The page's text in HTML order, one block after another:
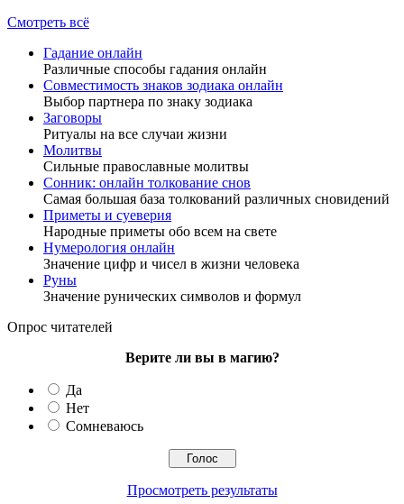
Смотреть всё
Гадание онлайн
Различные способы гадания онлайн
Совместимость знаков зодиака онлайн
Выбор партнера по знаку зодиака
Заговоры
Ритуалы на все случаи жизни
Молитвы
Сильные православные молитвы
Сонник: онлайн толкование снов
Самая большая база толкований различных сновидений
Приметы и суеверия
Народные приметы обо всем на свете
Нумерология онлайн
Значение цифр и чисел в жизни человека
Руны
Значение рунических символов и формул
Опрос читателей
Верите ли вы в магию?
Да
Нет
Сомневаюсь
Просмотреть результаты